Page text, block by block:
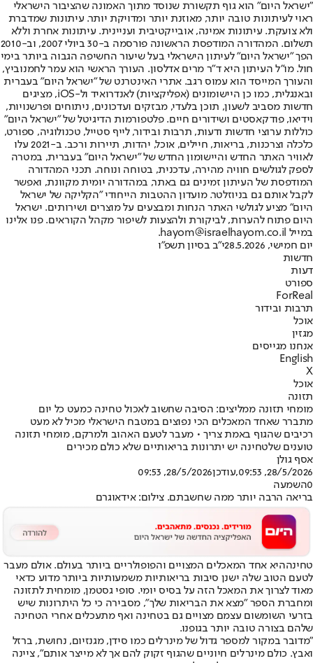
"ישראל היום" הוא גוף תקשורת שנוסד מתוך האמונה שהציבור הישראלי
ראוי לעיתונות טובה יותר, מאוזנת יותר ומדויקת יותר. עיתונות שמדברת
ולא צועקת. עיתונות אמינה, אובייקטיבית ועניינית. עיתונות אחרת וללא
תשלום. המהדורה המודפסת הראשונה פורסמה ב-30 ביולי 2007, וב-2010
הפך "ישראל היום" לעיתון הישראלי בעל שיעור החשיפה הגבוה ביותר בימי
חול. מו"ל העיתון היא ד"ר מרים אדלסון. העורך הראשי הוא עמר לחמנוביץ,
והעורך המייסד הוא עמוס רגב. אתרי האינטרנט של "ישראל היום" בעברית
ובאנגלית, כמו כן היישומונים (אפליקציות) לאנדרואיד ול-iOS, מציגים
חדשות מסביב לשעון, תוכן בלעדי, מבזקים ועדכונים, ניתוחים ופרשנויות,
וידיאו, פודקאסטים ושידורים חיים. פלטפורמות הדיגיטל של "ישראל היום"
כוללות ערוצי חדשות ודעות, תרבות ובידור, לייף סטייל, טכנולוגיה, ספורט,
כלכלה וצרכנות, בריאות, חיילים, אוכל, יהדות, תיירות ורכב. ב-2021 עלו
לאוויר האתר החדש והיישומון החדש של "ישראל היום" בעברית, במטרה
לספק לגולשים חוויה מהירה, עדכנית, בטוחה ונוחה. תכני המהדורה
המודפסת של העיתון זמינים גם באתר, במהדורה יומית מקוונת, ואפשר
לקבל אותם גם בניוזלטר. מועדון ההטבות הייחודי "הקליקה של ישראל
היום" מציע לגולשי האתר הנחות ומבצעים על מוצרים ושירותים. ישראל
היום פתוח להערות, לביקורת ולהצעות לשיפור מקהל הקוראים. פנו אלינו
במייל hayom@israelhayom.co.il.
יום חמישי, 28.5.2026
י"ב בסיון תשפ"ו
חדשות
דעות
ספורט
ForReal
תרבות ובידור
אוכל
מגזין
אנחנו מגייסים
English
X
אוכל
תזונה
מומחי תזונה ממליצים: הסיבה שחשוב לאכול טחינה כמעט כל יום
מתברר שאחד המאכלים הכי נפוצים במטבח הישראלי מכיל לא מעט
רכיבים שהגוף באמת צריך • מעבר לטעם האהוב ולמרקם, מומחי תזונה
טוענים שלטחינה יש יתרונות בריאותיים שלא כולם מכירים
אסף גולן
28/5/2026, 09:53
,עודכן28/5/2026, 09:53
0השמעה
בריאה הרבה יותר ממה שחשבתם. צילום: אידאוגרם
טחינההיא אחד המאכלים המצויים והפופולריים ביותר בעולם. אולם מעבר
לטעם הטוב שלה ישנן סיבות בריאותיות משמעותיות ביותר מדוע כדאי
מאוד לצרוך את המאכל הזה על בסיס יומי. סופי גסטמן, מומחית לתזונה
ומחברת הספר "מצא את הבריאות שלך", מסבירה כי כל היתרונות שיש
בזרעי השומשום עצמם מצויים גם בטחינה ואף מתעכלים אחרי הטחינה
שלהם בצורה טובה יותר בגופנו.
"מדובר במקור למספר גדול של מינרלים כמו סידן, מגנזיום, נחושת, ברזל
ואבץ. כולם מינרלים חיוניים שהגוף זקוק להם אך לא מייצר אותם", ציינה